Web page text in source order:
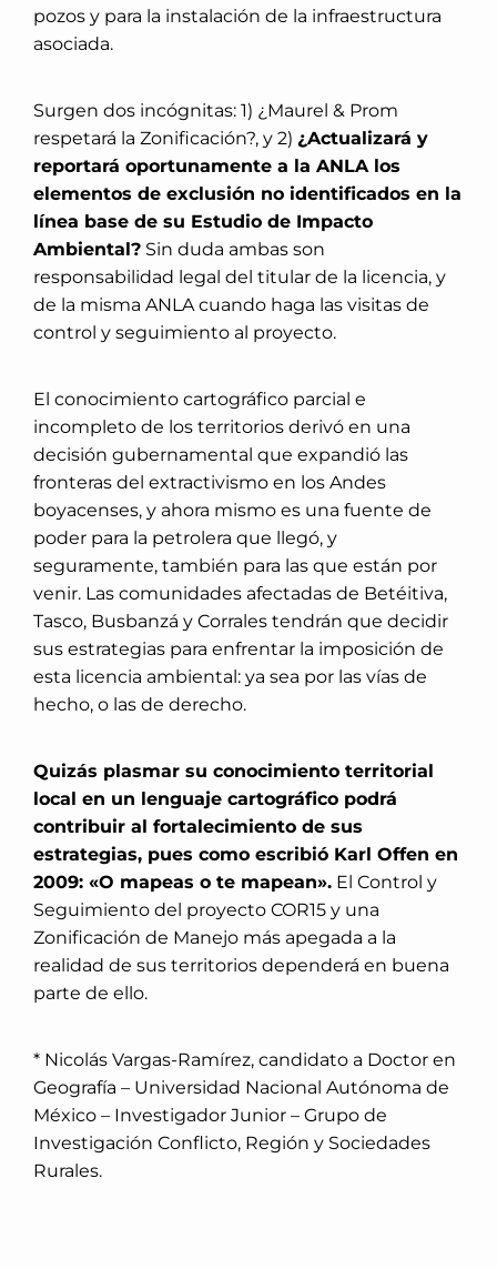
pozos y para la instalación de la infraestructura
asociada.
Surgen dos incógnitas: 1) ¿Maurel & Prom
respetará la Zonificación?, y 2) ¿Actualizará y
reportará oportunamente a la ANLA los
elementos de exclusión no identificados en la
línea base de su Estudio de Impacto
Ambiental? Sin duda ambas son
responsabilidad legal del titular de la licencia, y
de la misma ANLA cuando haga las visitas de
control y seguimiento al proyecto.
El conocimiento cartográfico parcial e
incompleto de los territorios derivó en una
decisión gubernamental que expandió las
fronteras del extractivismo en los Andes
boyacenses, y ahora mismo es una fuente de
poder para la petrolera que llegó, y
seguramente, también para las que están por
venir. Las comunidades afectadas de Betéitiva,
Tasco, Busbanzá y Corrales tendrán que decidir
sus estrategias para enfrentar la imposición de
esta licencia ambiental: ya sea por las vías de
hecho, o las de derecho.
Quizás plasmar su conocimiento territorial
local en un lenguaje cartográfico podrá
contribuir al fortalecimiento de sus
estrategias, pues como escribió Karl Offen en
2009: «O mapeas o te mapean». El Control y
Seguimiento del proyecto COR15 y una
Zonificación de Manejo más apegada a la
realidad de sus territorios dependerá en buena
parte de ello.
* Nicolás Vargas-Ramírez, candidato a Doctor en
Geografía – Universidad Nacional Autónoma de
México – Investigador Junior – Grupo de
Investigación Conflicto, Región y Sociedades
Rurales.